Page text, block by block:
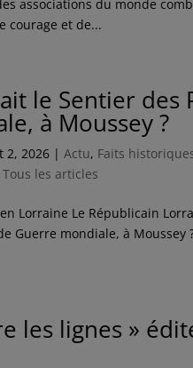
associations du monde
courage et de...
le Sentier
à Moussey ?
2, 2026 |Actu, Faits
Tous les articles
Lorraine Le Républicain
Guerre mondiale, à
les lignes »